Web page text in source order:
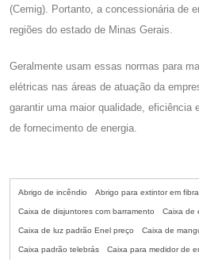
(Cemig). Portanto, a concessionária de
regiões do estado de Minas Gerais.
Geralmente usam essas normas para
elétricas nas áreas de atuação da
garantir uma maior qualidade, eficiência
de fornecimento de energia.
Abrigo de incêndio Abrigo para extintor em
Caixa de disjuntores com barramento Caixa de
Caixa de luz padrão Enel preço Caixa de
Caixa padrão telebrás Caixa para medidor de